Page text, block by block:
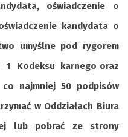
oświadczenie o
kandydata o
umyślne pod rygorem
1 Kodeksu karnego oraz
co najmniej 50 podpisów
w Oddziałach Biura
lub pobrać ze strony